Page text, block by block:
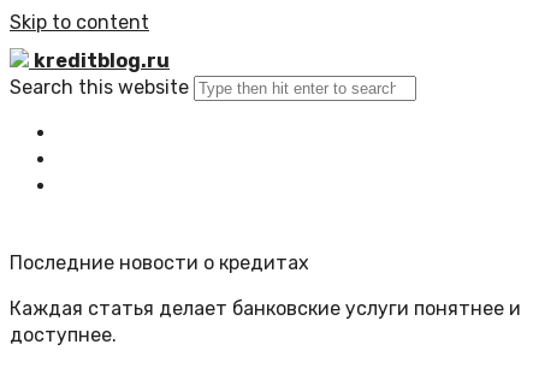
Skip to content
kreditblog.ru
Search this website
Последние новости о кредитах
Каждая статья делает банковские услуги понятнее и
доступнее.